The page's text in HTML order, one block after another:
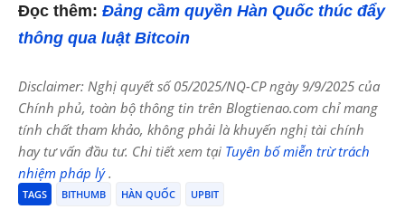
Đọc thêm: Đảng cầm quyền Hàn Quốc thúc đẩy
thông qua luật Bitcoin
Disclaimer: Nghị quyết số 05/2025/NQ-CP ngày 9/9/2025 của
Chính phủ, toàn bộ thông tin trên Blogtienao.com chỉ mang
tính chất tham khảo, không phải là khuyến nghị tài chính
hay tư vấn đầu tư. Chi tiết xem tại Tuyên bố miễn trừ trách
nhiệm pháp lý.
TAGS BITHUMB HÀN QUỐC UPBIT